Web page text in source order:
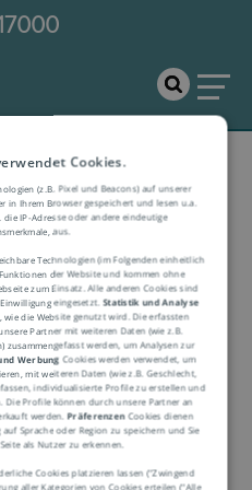
Cookies.
(z.B. Pixel und Beacons) auf unserer
in Ihrem Browser gespeichert und lesen u.a.
IP-Adresse oder andere eindeutige
aus.
Technologien (im Folgenden einheitlich
der Website und kommen ohne
zum Einsatz. Alle anderen Cookies sind
eingesetzt.Statistik und Analyse
die Website genutzt wird. Die erfassten
Partner mit weiteren Daten (wie z.B.
zusammengefasst werden, um Analysen zur
Werbung Cookies werden verwendet, um
mit weiteren Daten (wie z.B. Geschlecht,
individualisierte Profile zu erstellen und
Die Profile können durch unsere Partner an
werden.PräferenzenCookies dienen
Sprache oder Region zu speichern und Sie
als Nutzer zu erkennen.
Cookies platzieren lassen ("Zwingend
aller Kategorien von Cookies erteilen ("Alle